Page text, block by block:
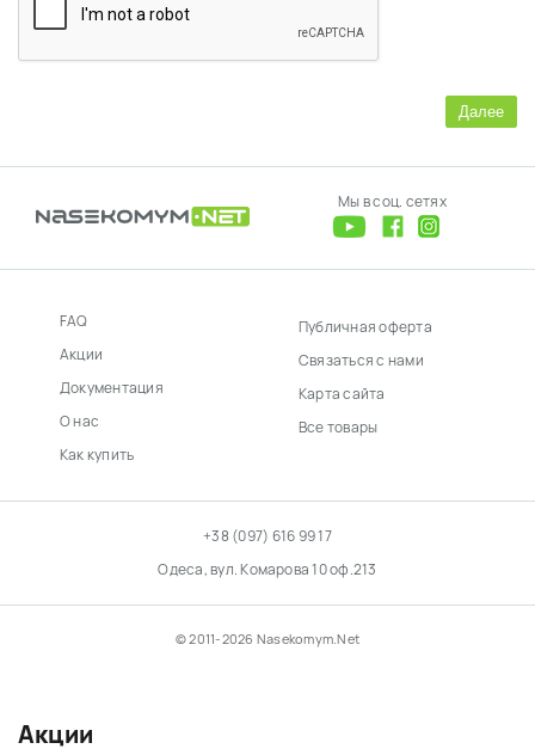
Акции
Далее
Мы в соц. сетях
FAQ
Акции
Документация
О нас
Как купить
Публичная оферта
Связаться с нами
Карта сайта
Все товары
+38 (097) 616 99 17
Одеса, вул. Комарова 10 оф.213
© 2011-2026 Nasekomym.Net